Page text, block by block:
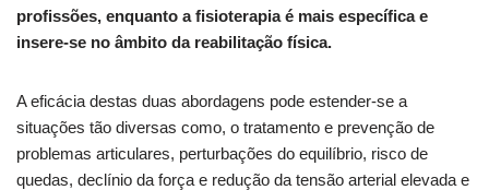
profissões, enquanto a fisioterapia é mais específica e
insere-se no âmbito da reabilitação física.
A eficácia destas duas abordagens pode estender-se a
situações tão diversas como, o tratamento e prevenção de
problemas articulares, perturbações do equilíbrio, risco de
quedas, declínio da força e redução da tensão arterial elevada e